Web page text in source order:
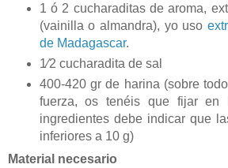
1 ó 2 cucharaditas de aroma,
(vainilla o almandra), yo uso
de Madagascar.
1⁄2 cucharadita de sal
400-420 gr de harina (sobre
fuerza, os tenéis que fijar en
ingredientes debe indicar que
inferiores a 10 g)
Material necesario